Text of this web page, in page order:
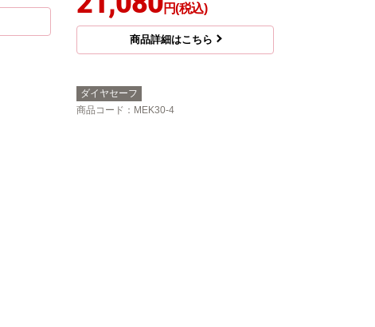
円(税込)
商品詳細はこちら
ダイヤセーフ
商品コード ：MEK30-4